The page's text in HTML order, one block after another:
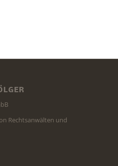
Rechtsanwälten und